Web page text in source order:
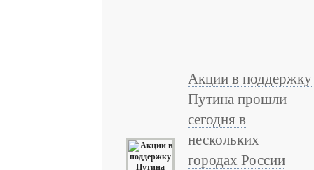
Акции в поддержку
Путина прошли
сегодня в
нескольких
городах России